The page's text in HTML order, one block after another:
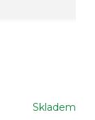
Skladem